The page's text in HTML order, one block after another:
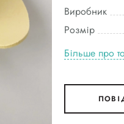
Виробник
Розмір
Більше про